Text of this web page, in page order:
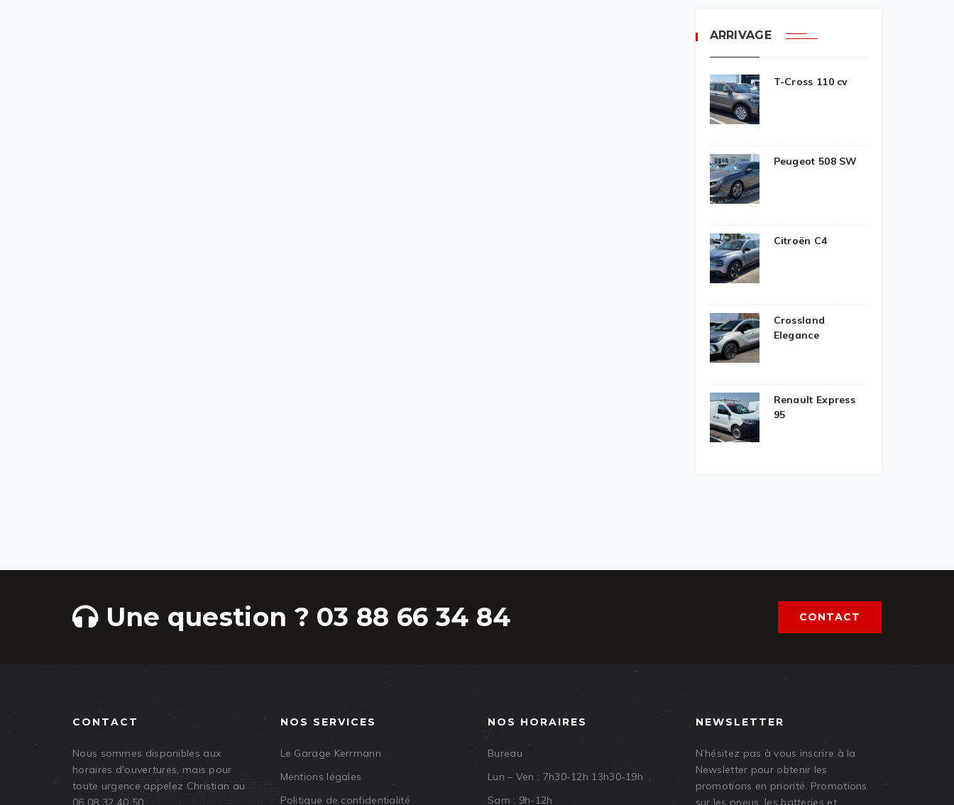
ARRIVAGE
T-Cross 110 cv
Peugeot 508 SW
Citroën C4
Crossland
Elegance
Renault Express
95
Une question ? 03 88 66 34 84 CONTACT
CONTACT
Nous sommes disponibles aux
horaires d'ouvertures, mais pour
toute urgence appelez Christian au
06 08 32 40 50
NOS SERVICES
Le Garage Kerrmann
Mentions légales
Politique de confidentialité
NOS HORAIRES
Bureau
Lun – Ven : 7h30-12h 13h30-19h
Sam : 9h-12h
NEWSLETTER
N’hésitez pas à vous inscrire à la
Newsletter pour obtenir les
promotions en priorité. Promotions
sur les pneus, les batteries et